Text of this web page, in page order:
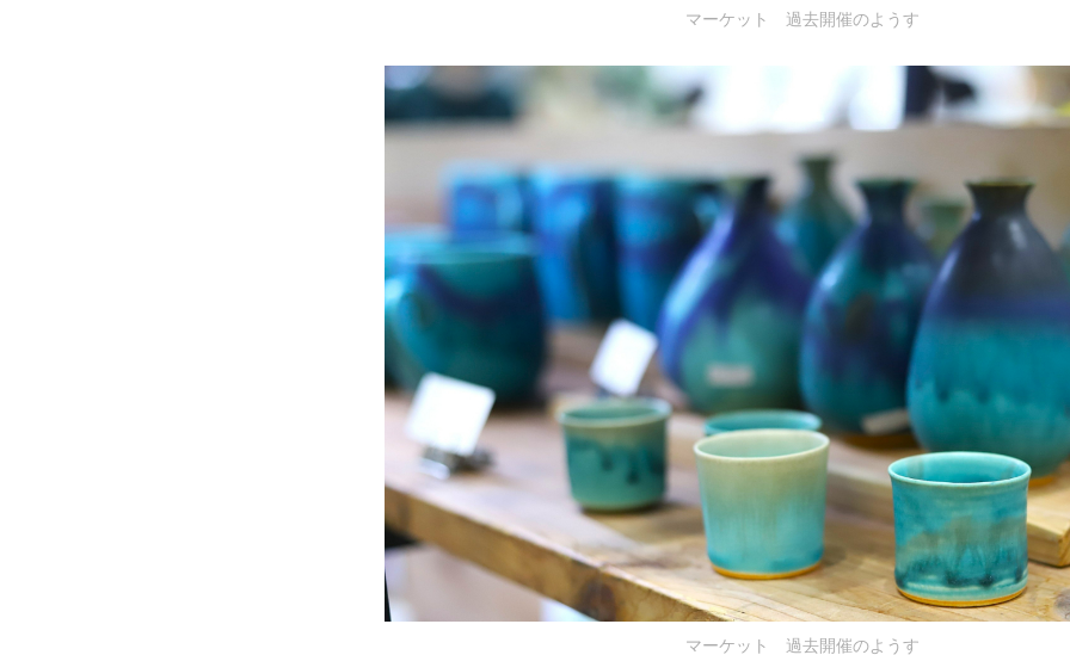
マーケット 過去開催のようす
マーケット 過去開催のようす